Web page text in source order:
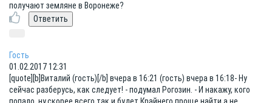
получают земляне в Воронеже?
Гость
01.02.2017 12:31
[quote][b]Виталий (гость)[/b] вчера в 16:21 (гость) вчера в 16:18- Ну
сейчас разберусь, как следует! - подумал Рогозин. - И накажу, кого